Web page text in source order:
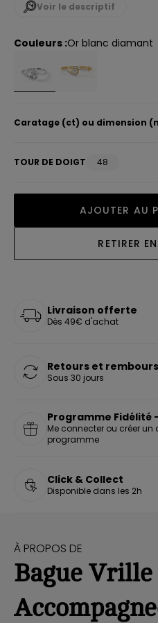
Voir le descriptif
Couleurs : or blanc diamant
Caratage (ct) ou dimension
TOUR DE DOIGT 48
AJOUTER AU
RETIRER
Livraison offerte
Dès 49€ d'achat
Retours et
Sous 30 jours
Programme Fidélité -
Me connecter ou créer
programme
Click & Collect
Disponible dans les 2h
À PROPOS DE
Bague Vrille